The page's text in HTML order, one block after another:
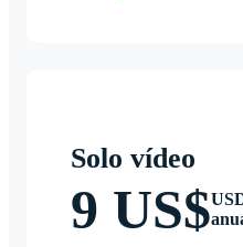
Solo vídeo
9 US$